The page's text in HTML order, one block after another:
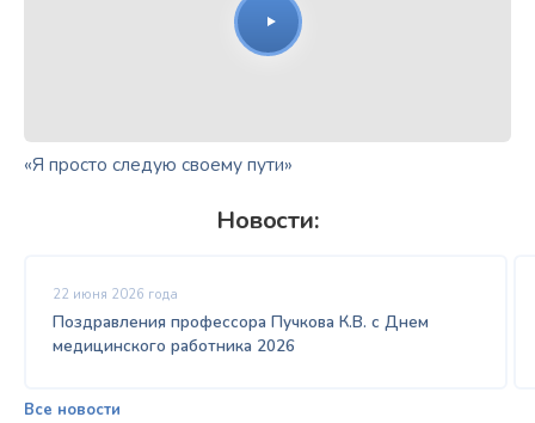
«Я просто следую своему пути»
Новости:
22 июня 2026 года
Поздравления профессора Пучкова К.В. с Днем
медицинского работника 2026
Все новости